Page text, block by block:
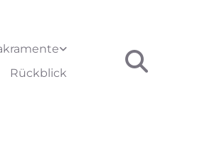
Rückblick